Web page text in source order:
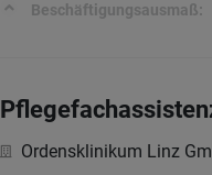
Beschäftigungsausmaß:
Ordensklinikum Linz